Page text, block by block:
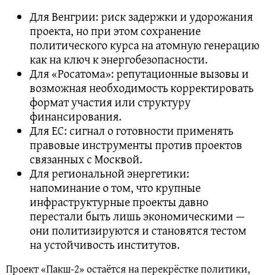
Для Венгрии: риск задержки и удорожания
проекта, но при этом сохранение
политического курса на атомную генерацию
как на ключ к энергобезопасности.
Для «Росатома»: репутационные вызовы и
возможная необходимость корректировать
формат участия или структуру
финансирования.
Для ЕС: сигнал о готовности применять
правовые инструменты против проектов
связанных с Москвой.
Для региональной энергетики:
напоминание о том, что крупные
инфраструктурные проекты давно
перестали быть лишь экономическими —
они политизируются и становятся тестом
на устойчивость институтов.
Проект «Пакш‑2» остаётся на перекрёстке политики,